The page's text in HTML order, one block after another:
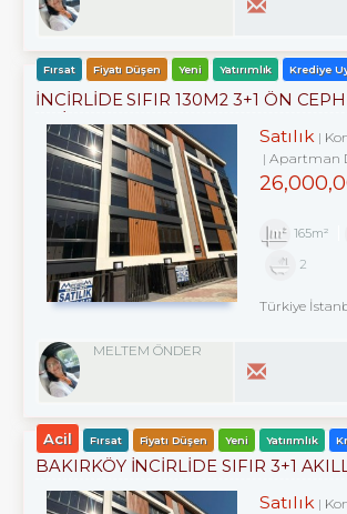
Fırsat Fiyatı Düşen Yeni Yatırımlık Krediye
İNCİRLİDE SIFIR 130M2 3+1 ÖN
DAİRE
Satılık
Apartman
165m²
2
Türkiye
MELTEM ÖNDER
Acil Fırsat Fiyatı Düşen Yeni Yatırımlık
BAKIRKÖY İNCİRLİDE SIFIR 3+1
OTURUMA HAZIR
Satılık